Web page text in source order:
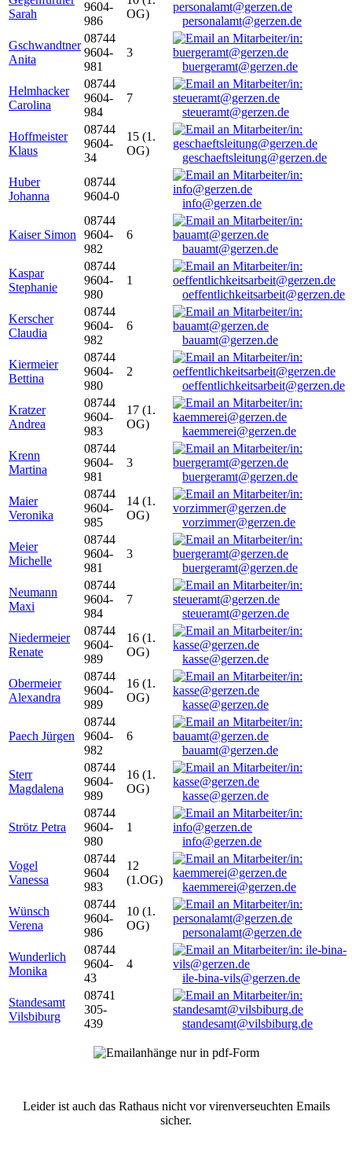
Sarah
9604-
986
OG)
personalamt@gerzen.de
Gschwandtner
Anita
08744
9604-
981
3
buergeramt@gerzen.de
Helmhacker
Carolina
08744
9604-
984
7
steueramt@gerzen.de
Hoffmeister
Klaus
08744
9604-
34
15 (1.
OG)
geschaeftsleitung@gerzen.de
Huber
Johanna
08744
9604-0
info@gerzen.de
Kaiser Simon
08744
9604-
982
6
bauamt@gerzen.de
Kaspar
Stephanie
08744
9604-
980
1
oeffentlichkeitsarbeit@gerzen.de
Kerscher
Claudia
08744
9604-
982
6
bauamt@gerzen.de
Kiermeier
Bettina
08744
9604-
980
2
oeffentlichkeitsarbeit@gerzen.de
Kratzer
Andrea
08744
9604-
983
17 (1.
OG)
kaemmerei@gerzen.de
Krenn
Martina
08744
9604-
981
3
buergeramt@gerzen.de
Maier
Veronika
08744
9604-
985
14 (1.
OG)
vorzimmer@gerzen.de
Meier
Michelle
08744
9604-
981
3
buergeramt@gerzen.de
Neumann
Maxi
08744
9604-
984
7
steueramt@gerzen.de
Niedermeier
Renate
08744
9604-
989
16 (1.
OG)
kasse@gerzen.de
Obermeier
Alexandra
08744
9604-
989
16 (1.
OG)
kasse@gerzen.de
Paech Jürgen
08744
9604-
982
6
bauamt@gerzen.de
Sterr
Magdalena
08744
9604-
989
16 (1.
OG)
kasse@gerzen.de
Strötz Petra
08744
9604-
980
1
info@gerzen.de
Vogel
Vanessa
08744
9604
983
12
(1.OG)
kaemmerei@gerzen.de
Wünsch
Verena
08744
9604-
986
10 (1.
OG)
personalamt@gerzen.de
Wunderlich
Monika
08744
9604-
43
4
ile-bina-vils@gerzen.de
Standesamt
Vilsbiburg
08741
305-
439
standesamt@vilsbiburg.de
Leider ist auch das Rathaus nicht vor virenverseuchten Emails
sicher.